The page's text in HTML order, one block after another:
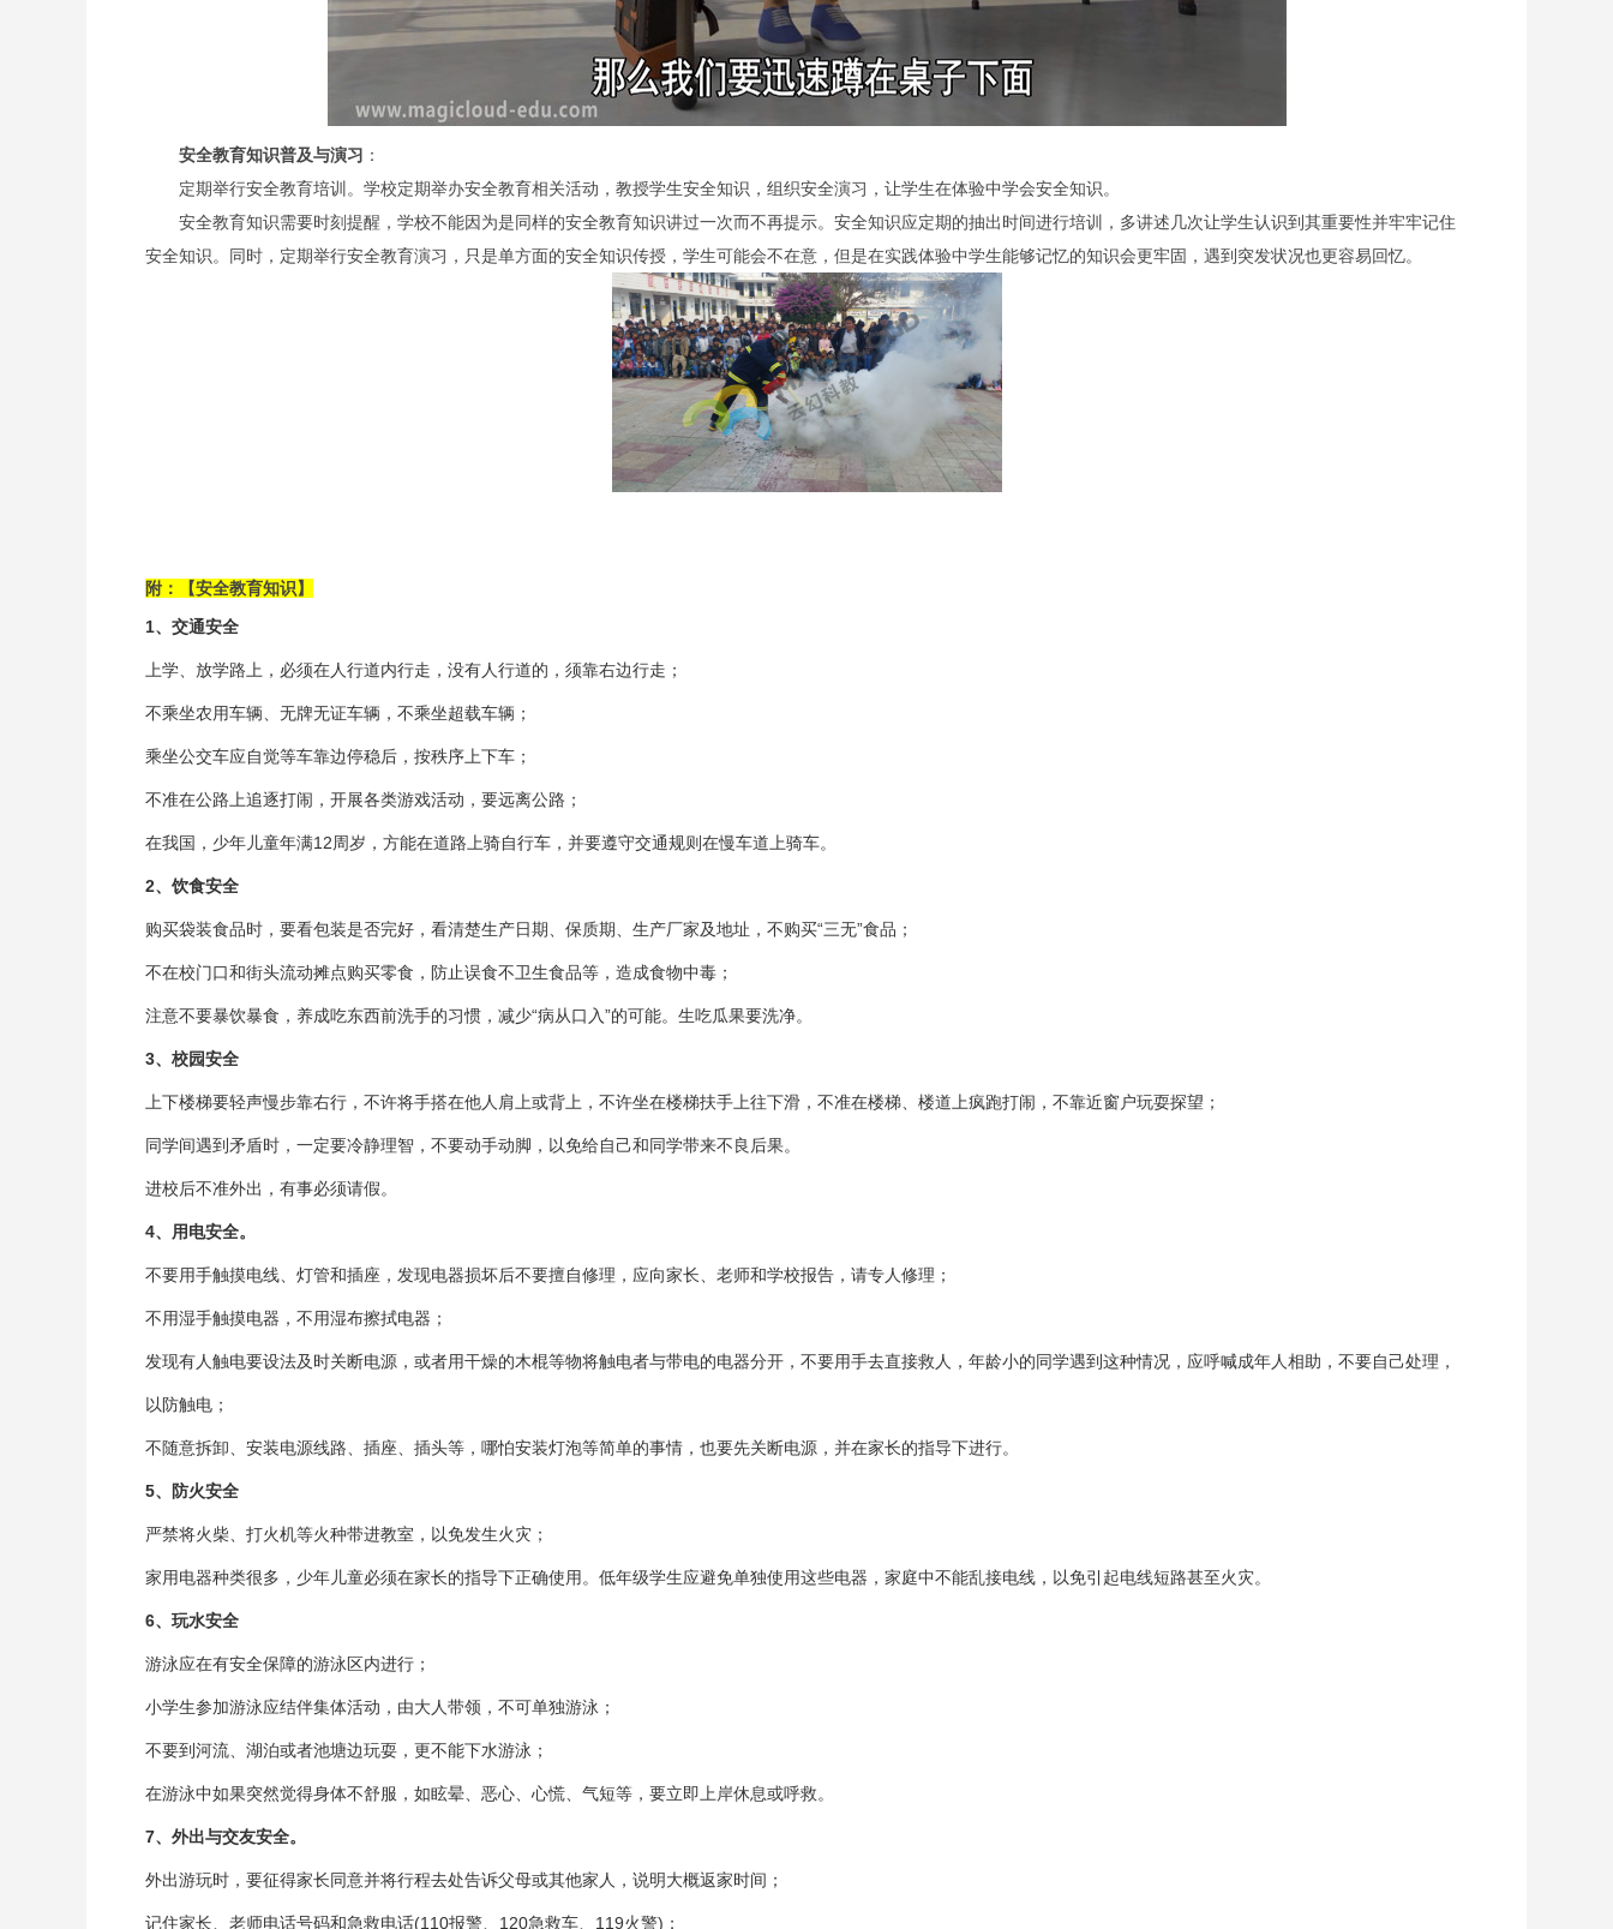
安全教育知识普及与演习 ：
定期举行安全教育培训。学校定期举办安全教育相关活动，教授学生安全知识，组织安全演习，让学生在体验中学会安全知识。
安全教育知识需要时刻提醒，学校不能因为是同样的安全教育知识讲过一次而不再提示。安全知识应定期的抽出时间进行培训，多讲述几次让学生认识到其重要性并牢牢记住
安全知识。同时，定期举行安全教育演习，只是单方面的安全知识传授，学生可能会不在意，但是在实践体验中学生能够记忆的知识会更牢固，遇到突发状况也更容易回忆。
附：【安全教育知识】
1、交通安全
上学、放学路上，必须在人行道内行走，没有人行道的，须靠右边行走；
不乘坐农用车辆、无牌无证车辆，不乘坐超载车辆；
乘坐公交车应自觉等车靠边停稳后，按秩序上下车；
不准在公路上追逐打闹，开展各类游戏活动，要远离公路；
在我国，少年儿童年满12周岁，方能在道路上骑自行车，并要遵守交通规则在慢车道上骑车。
2、饮食安全
购买袋装食品时，要看包装是否完好，看清楚生产日期、保质期、生产厂家及地址，不购买“三无”食品；
不在校门口和街头流动摊点购买零食，防止误食不卫生食品等，造成食物中毒；
注意不要暴饮暴食，养成吃东西前洗手的习惯，减少“病从口入”的可能。生吃瓜果要洗净。
3、校园安全
上下楼梯要轻声慢步靠右行，不许将手搭在他人肩上或背上，不许坐在楼梯扶手上往下滑，不准在楼梯、楼道上疯跑打闹，不靠近窗户玩耍探望；
同学间遇到矛盾时，一定要冷静理智，不要动手动脚，以免给自己和同学带来不良后果。
进校后不准外出，有事必须请假。
4、用电安全。
不要用手触摸电线、灯管和插座，发现电器损坏后不要擅自修理，应向家长、老师和学校报告，请专人修理；
不用湿手触摸电器，不用湿布擦拭电器；
发现有人触电要设法及时关断电源，或者用干燥的木棍等物将触电者与带电的电器分开，不要用手去直接救人，年龄小的同学遇到这种情况，应呼喊成年人相助，不要自己处理，
以防触电；
不随意拆卸、安装电源线路、插座、插头等，哪怕安装灯泡等简单的事情，也要先关断电源，并在家长的指导下进行。
5、防火安全
严禁将火柴、打火机等火种带进教室，以免发生火灾；
家用电器种类很多，少年儿童必须在家长的指导下正确使用。低年级学生应避免单独使用这些电器，家庭中不能乱接电线，以免引起电线短路甚至火灾。
6、玩水安全
游泳应在有安全保障的游泳区内进行；
小学生参加游泳应结伴集体活动，由大人带领，不可单独游泳；
不要到河流、湖泊或者池塘边玩耍，更不能下水游泳；
在游泳中如果突然觉得身体不舒服，如眩晕、恶心、心慌、气短等，要立即上岸休息或呼救。
7、外出与交友安全。
外出游玩时，要征得家长同意并将行程去处告诉父母或其他家人，说明大概返家时间；
记住家长、老师电话号码和急救电话(110报警、120急救车、119火警)；